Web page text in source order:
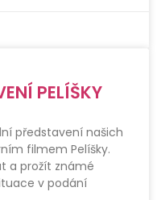
PELÍŠKY
představení našich
filmem Pelíšky.
a prožít známé
v podání